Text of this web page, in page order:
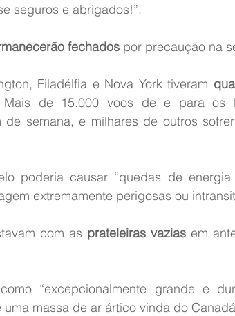
seguros e abrigados!”.
fechados por precaução na
Filadélfia e Nova York tiveram
de 15.000 voos de e para os
semana, e milhares de outros
poderia causar “quedas de
extremamente perigosas ou
com as prateleiras vazias em
“excepcionalmente grande e
massa de ar ártico vinda do